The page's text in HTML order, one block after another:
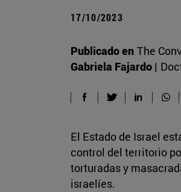
17/10/2023
Publicado en The
Gabriela Fajardo |
El Estado de Israel
control del territorio
torturadas y
israelíes.